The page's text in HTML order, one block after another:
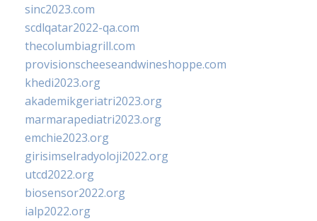
sinc2023.com
scdlqatar2022-qa.com
thecolumbiagrill.com
provisionscheeseandwineshoppe.com
khedi2023.org
akademikgeriatri2023.org
marmarapediatri2023.org
emchie2023.org
girisimselradyoloji2022.org
utcd2022.org
biosensor2022.org
ialp2022.org